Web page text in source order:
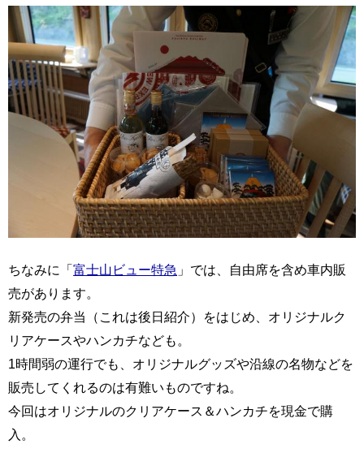
ちなみに「富士山ビュー特急 」では、自由席を含め車内販
売があります。
新発売の弁当（これは後日紹介）をはじめ、オリジナルク
リアケースやハンカチなども。
1時間弱の運行でも、オリジナルグッズや沿線の名物などを
販売してくれるのは有難いものですね。
今回はオリジナルのクリアケース＆ハンカチを現金で購
入。